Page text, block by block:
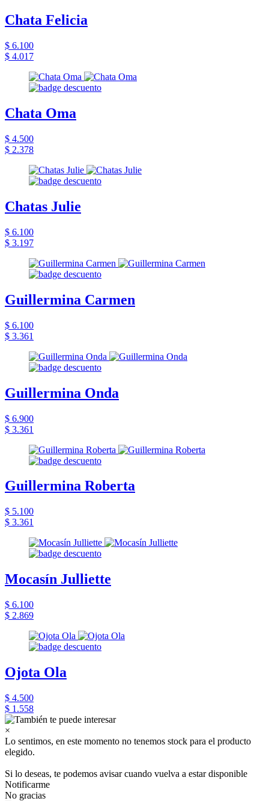
Chata Felicia
$ 6.100
$ 4.017
Chata Oma
$ 4.500
$ 2.378
Chatas Julie
$ 6.100
$ 3.197
Guillermina Carmen
$ 6.100
$ 3.361
Guillermina Onda
$ 6.900
$ 3.361
Guillermina Roberta
$ 5.100
$ 3.361
Mocasín Julliette
$ 6.100
$ 2.869
Ojota Ola
$ 4.500
$ 1.558
×
Lo sentimos, en este momento no tenemos stock para el producto
elegido.
Si lo deseas, te podemos avisar cuando vuelva a estar disponible
Notificarme
No gracias